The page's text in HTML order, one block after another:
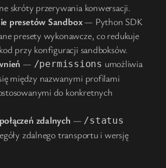
skróty przerywania konwersacji.
presetów Sandbox— Python SDK
presety wykonawcze, co redukuje
przy konfiguracji sandboksów.
— /permissions umożliwia
między nazwanymi profilami
do konkretnych
zdalnych — /status
zdalnego transportu i wersję